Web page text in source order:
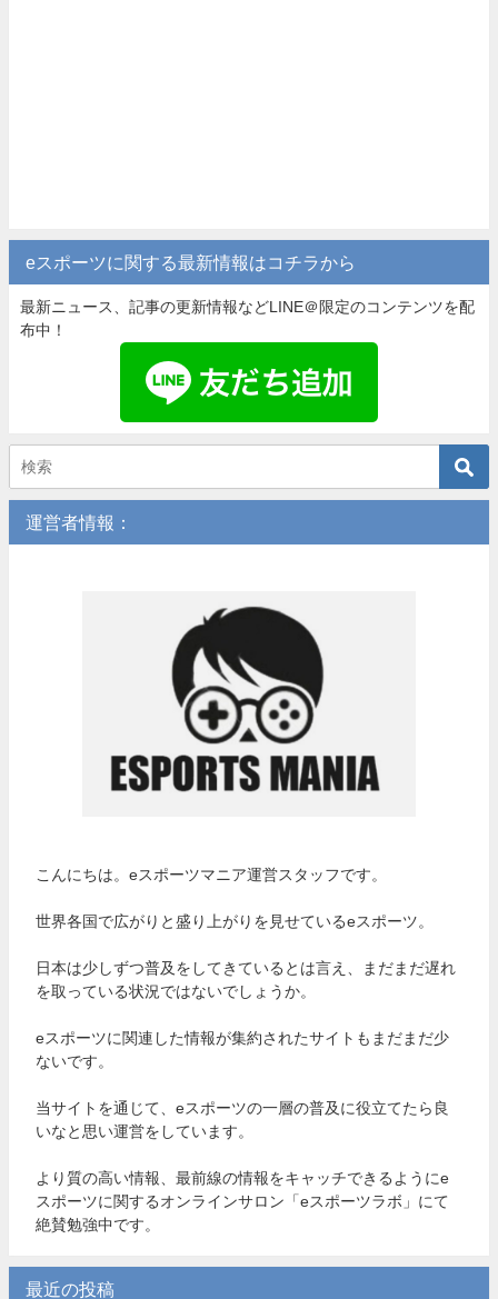
eスポーツに関する最新情報はコチラから
最新ニュース、記事の更新情報などLINE＠限定のコンテンツを配
布中！
運営者情報：
こんにちは。eスポーツマニア運営スタッフです。
世界各国で広がりと盛り上がりを見せているeスポーツ。
日本は少しずつ普及をしてきているとは言え、まだまだ遅れ
を取っている状況ではないでしょうか。
eスポーツに関連した情報が集約されたサイトもまだまだ少
ないです。
当サイトを通じて、eスポーツの一層の普及に役立てたら良
いなと思い運営をしています。
より質の高い情報、最前線の情報をキャッチできるようにe
スポーツに関するオンラインサロン「eスポーツラボ」にて
絶賛勉強中です。
最近の投稿